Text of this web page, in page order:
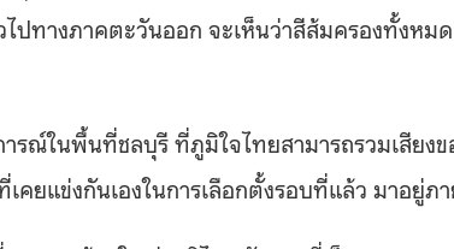
ปทางภาคตะวันออก จะเห็นว่าสีส้มครองทั้งหมด
รณ์ในพื้นที่ชลบุรี ที่ภูมิใจไทยสามารถรวมเสีย
คยแข่งกันเองในการเลือกตั้งรอบที่แล้ว มาอยู่ภ